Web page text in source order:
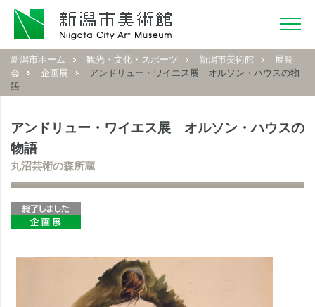
新潟市ホーム 観光・文化・スポーツ 新潟市美術館
展覧
会
企画展
アンドリュー・ワイエス展 オルソン・ハウスの物
語
アンドリュー・ワイエス展 オルソン・ハウスの
物語
丸沼芸術の森所蔵